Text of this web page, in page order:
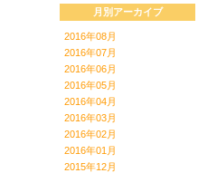
月別アーカイブ
2016年08月
2016年07月
2016年06月
2016年05月
2016年04月
2016年03月
2016年02月
2016年01月
2015年12月